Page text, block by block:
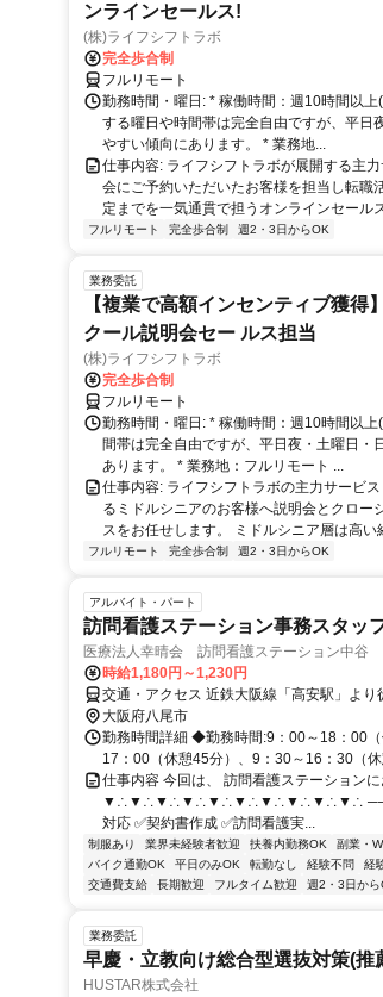
ンラインセールス!
(株)ライフシフトラボ
完全歩合制
フルリモート
勤務時間・曜日: * 稼働時間：週10時間以
する曜日や時間帯は完全自由ですが、平日
やすい傾向にあります。 * 業務地...
仕事内容: ライフシフトラボが展開する主
会にご予約いただいたお客様を担当し転職
定までを一気通貫で担うオンラインセール
フルリモート 完全歩合制 週2・3日からOK
業務委託
【複業で高額インセンティブ獲
クール説明会セー ルス担当
(株)ライフシフトラボ
完全歩合制
フルリモート
勤務時間・曜日: * 稼働時間：週10時間以
間帯は完全自由ですが、平日夜・土曜日・
あります。 * 業務地：フルリモート ...
仕事内容: ライフシフトラボの主力サービ
るミドルシニアのお客様へ説明会とクロー
スをお任せします。 ミドルシニア層は高い
フルリモート 完全歩合制 週2・3日からOK
アルバイト・パート
訪問看護ステーション事務スタッ
医療法人幸晴会 訪問看護ステーション中谷
時給1,180円～1,230円
交通・アクセス 近鉄大阪線「高安駅」より
大阪府八尾市
勤務時間詳細 ◆勤務時間:9：00～18：00
17：00（休憩45分）、9：30～16：30（休
仕事内容 今回は、 訪問看護ステーション
▼∴▼∴▼∴▼∴▼∴▼∴▼∴▼∴▼∴▼∴
対応 ✅契約書作成 ✅訪問看護実...
制服あり 業界未経験者歓迎 扶養内勤務OK 副業・
バイク通勤OK
平日のみOK 転勤なし 経験不問 経
交通費支給
長期歓迎 フルタイム歓迎 週2・3日から
業務委託
早慶・立教向け総合型選抜対策(推
HUSTAR株式会社